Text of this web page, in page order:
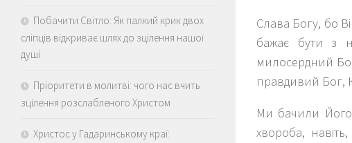
Слава Богу, бо
бажає бути з
милосердний
правдивий Бог,
Ми бачили Його
хвороба,
Побачити Світло: Як палкий крик двох
сліпців відкриває шлях до зцілення нашої
душі
Пріоритети в молитві: чого нас вчить
зцілення розслабленого Христом
Христос у Гадаринському краї: